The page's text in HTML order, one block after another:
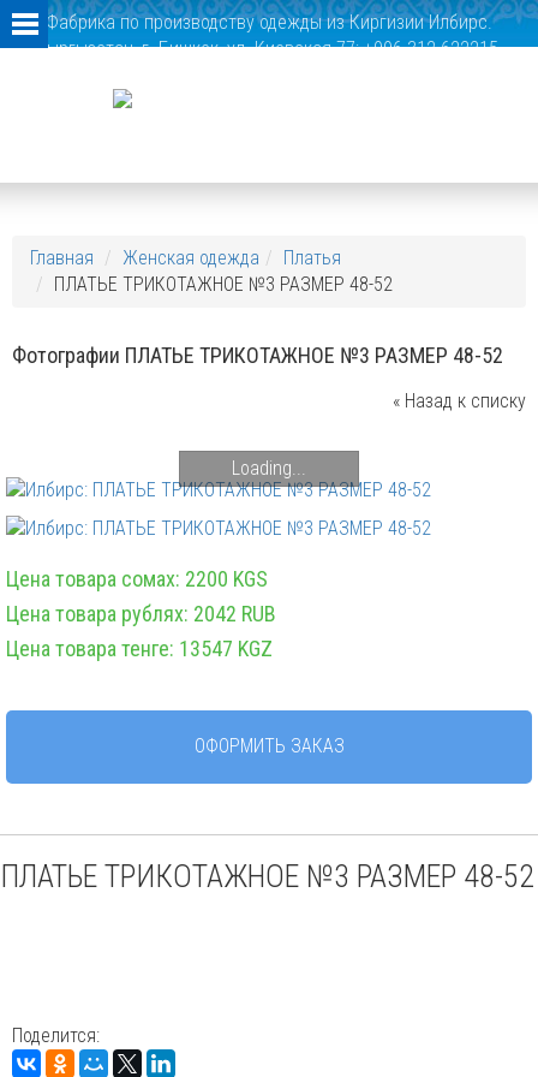
Фабрика по производству одежды из Киргизии Илбирс.
Кыргызстан, г. Бишкек, ул. Киевская 77; +996 312 622215,
Главная Женская одежда
Платья
ПЛАТЬЕ ТРИКОТАЖНОЕ №3 РАЗМЕР 48-52
Фотографии ПЛАТЬЕ ТРИКОТАЖНОЕ №3 РАЗМЕР 48-52
« Назад к списку
Loading...
Цена товара сомах: 2200 KGS
Цена товара рублях: 2042 RUB
Цена товара тенге: 13547 KGZ
ОФОРМИТЬ ЗАКАЗ
ПЛАТЬЕ ТРИКОТАЖНОЕ №3 РАЗМЕР 48-52
Поделится: